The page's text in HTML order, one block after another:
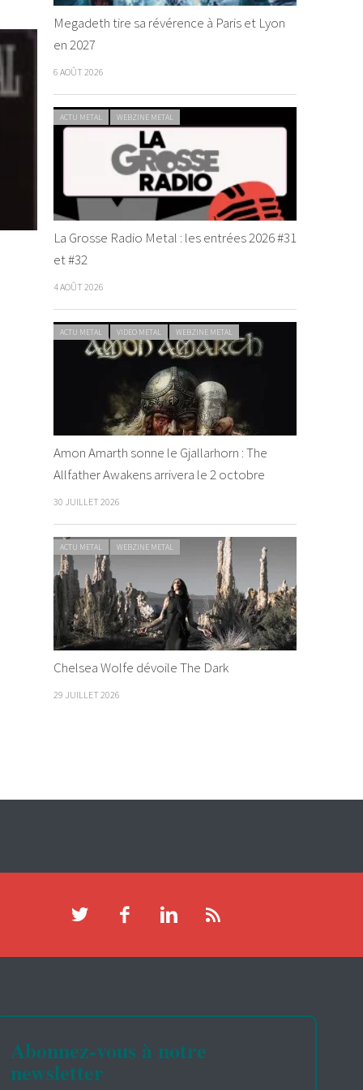
Megadeth tire sa révérence à Paris et Lyon
en 2027
6 AOÛT 2026
ACTU METAL WEBZINE METAL
La Grosse Radio Metal : les entrées 2026 #31
et #32
4 AOÛT 2026
ACTU METAL VIDEO METAL WEBZINE METAL
Amon Amarth sonne le Gjallarhorn : The
Allfather Awakens arrivera le 2 octobre
30 JUILLET 2026
ACTU METAL WEBZINE METAL
Chelsea Wolfe dévoile The Dark
29 JUILLET 2026
Abonnez-vous à notre
newsletter